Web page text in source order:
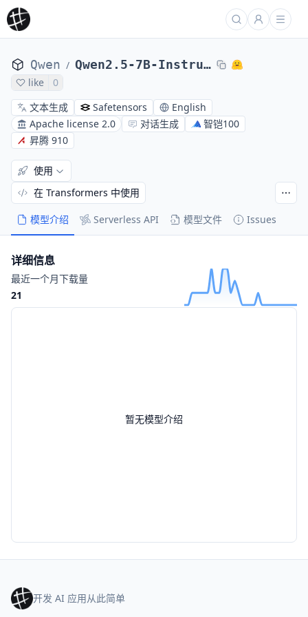
Qwen / Qwen2.5-7B-Instruct
like
0
文本生成
Safetensors
English
Apache license 2.0
对话生成
智铠100
昇腾 910
模型介绍 Serverless API 模型文件 Issues
使用
在 Transformers 中使用
暂无模型介绍
详细信息
最近一个月下载量
21
开发 AI 应用从此简单